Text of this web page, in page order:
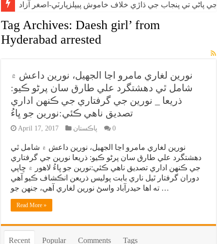
پاڻي تي پنجاب جي ڌاڙي خلاف خاموش پيپلزپارٽي-اصغر آزاد
Tag Archives:Daesh girl’ from
Hyderabad arrested
نورين لغاري مامرو اڃا الجهيل، نورين داعش ۾
شامل ٿي دهشتگرد علي طارق سان پرڻو ڪيو:
ذريعا _ نورين جي گرفتاري جي ڪنهن اداري
تصديق ناهي ڪئي:نورين جو ڀاءُ
April 17, 2017 پاڪستان 0
نورين لغاري مامرو اڃا الجهيل، نورين داعش ۾ شامل ٿي
دهشتگرد علي طارق سان پرڻو ڪيو: ذريعا نورين جي گرفتاري
جي ڪنهن اداري تصديق ناهي ڪئي:نورين جو ڀاءُ لاهور ۾ ڇاپي
دوران گرفتار ٿيل ناري بابت پوليس ذريعن انڪشاف ڪيو آهي
ته اها حيدرآباد واسڻ نورين لغاري آهي، جنهن جو …
Read More »
Recent Popular Comments Tags